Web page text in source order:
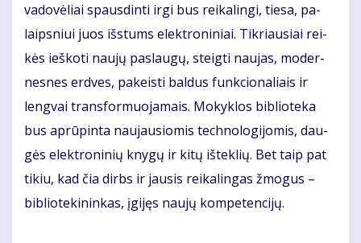
va­do­vė­liai spaus­din­ti ir­gi bus rei­ka­lin­gi, tie­sa, pa­
laips­niui juos iš­stums elek­tro­ni­niai. Tik­riau­siai rei­
kės ieš­ko­ti nau­jų pa­slau­gų, steig­ti nau­jas, mo­der­
nes­nes erd­ves, pa­keis­ti bal­dus funk­cio­na­liais ir
leng­vai trans­for­muo­ja­mais. Mo­kyk­los bib­lio­te­ka
bus ap­rū­pin­ta nau­jau­sio­mis tech­no­lo­gi­jo­mis, dau­
gės elek­tro­ni­nių kny­gų ir ki­tų iš­tek­lių. Bet taip pat
ti­kiu, kad čia dirbs ir jau­sis rei­ka­lin­gas žmo­gus –
bib­lio­te­ki­nin­kas, įgi­jęs nau­jų kom­pe­ten­ci­jų.